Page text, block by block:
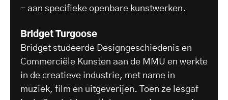
- aan specifieke openbare kunstwerken.
Bridget Turgoose
Bridget studeerde Designgeschiedenis en
Commerciële Kunsten aan de MMU en werkte
in de creatieve industrie, met name in
muziek, film en uitgeverijen. Toen ze lesgaf